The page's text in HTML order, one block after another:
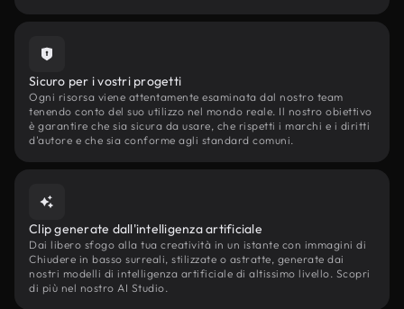
Sicuro per i vostri progetti
Ogni risorsa viene attentamente esaminata dal nostro team
tenendo conto del suo utilizzo nel mondo reale. Il nostro obiettivo
è garantire che sia sicura da usare, che rispetti i marchi e i diritti
d'autore e che sia conforme agli standard comuni.
Clip generate dall'intelligenza artificiale
Dai libero sfogo alla tua creatività in un istante con immagini di
Chiudere in basso surreali, stilizzate o astratte, generate dai
nostri modelli di intelligenza artificiale di altissimo livello. Scopri
di più nel nostro AI Studio.